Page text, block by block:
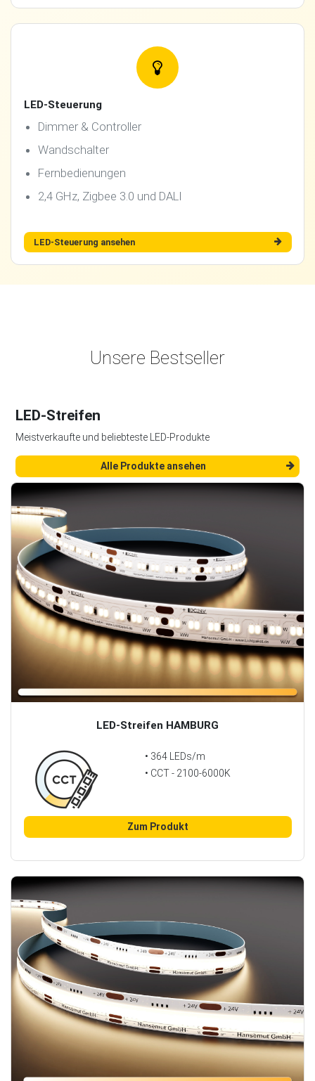
LED-Steuerung
Dimmer & Controller
Wandschalter
Fernbedienungen
2,4 GHz, Zigbee 3.0 und DALI
LED-Steuerung ansehen
Unsere Bestseller
LED-Streifen
Meistverkaufte und beliebteste LED-Produkte
Alle Produkte ansehen
LED-Streifen HAMBURG
• 364 LEDs/m
• CCT - 2100-6000K
Zum Produkt